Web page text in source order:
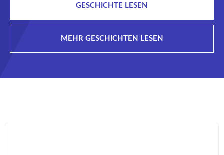
GESCHICHTE LESEN
MEHR GESCHICHTEN LESEN